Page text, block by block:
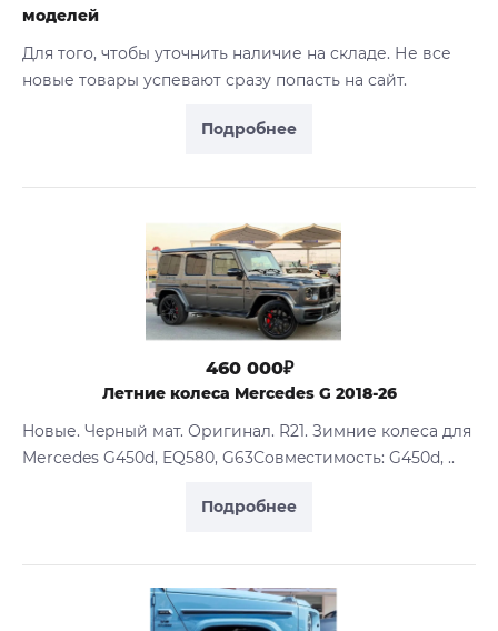
Подробнее
моделей
Для того, чтобы уточнить наличие на складе. Не все
новые товары успевают сразу попасть на сайт.
Подробнее
460 000₽
Летние колеса Mercedes G 2018-26
Hoвые. Чepный мат. Оригинал. R21. Зимние колеcа для
Mеrcеdes G450d, EQ580, G63Coвмeстимocть: G450d, ..